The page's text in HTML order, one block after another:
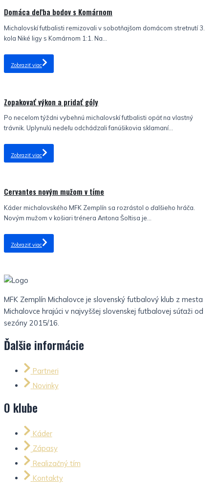
Domáca deľba bodov s Komárnom
Michalovskí futbalisti remizovali v sobotňajšom domácom stretnutí 3.
kola Niké ligy s Komárnom 1:1. Na...
Zobraziť viac
Zopakovať výkon a pridať góly
Po necelom týždni vybehnú michalovskí futbalisti opäť na vlastný
trávnik. Uplynulú nedeľu odchádzali fanúšikovia sklamaní...
Zobraziť viac
Cervantes novým mužom v tíme
Káder michalovského MFK Zemplín sa rozrástol o ďalšieho hráča.
Novým mužom v košiari trénera Antona Šoltisa je...
Zobraziť viac
MFK Zemplín Michalovce je slovenský futbalový klub z mesta
Michalovce hrajúci v najvyššej slovenskej futbalovej súťaži od
sezóny 2015/16.
Ďalšie informácie
Partneri
Novinky
O klube
Káder
Zápasy
Realizačný tím
Kontakty